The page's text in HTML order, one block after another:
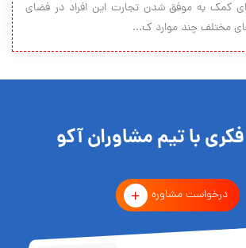
کمک به موفق شدن تجارت این افراد در فضای
مختلف چند موارد ک...
با تیم مشاوران آکو
درخواست مشاوره